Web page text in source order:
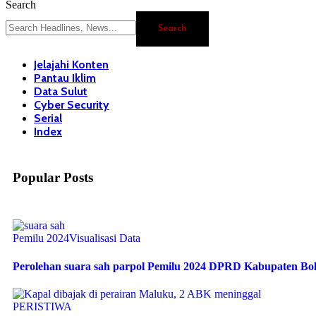
Search
Jelajahi Konten
Pantau Iklim
Data Sulut
Cyber Security
Serial
Index
Popular Posts
Pemilu 2024Visualisasi Data
Perolehan suara sah parpol Pemilu 2024 DPRD Kabupaten
PERISTIWA